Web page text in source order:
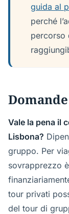
guida al
perché
percorso
Vale la pena il
Lisbona?
gruppo. Per
sovrapprezzo
tour privati
del tour di